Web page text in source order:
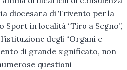
diocesana di Trivento per la
in località “Tiro a Segno”,
degli “Organi e
di grande significato, non
questioni